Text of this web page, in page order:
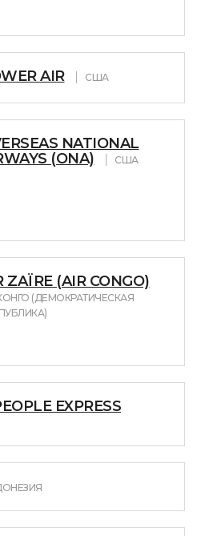
AIR США
NATIONAL
(ONA)
США
ZAÏRE (AIR CONGO)
(ДЕМОКРАТИЧЕСКАЯ
EXPRESS